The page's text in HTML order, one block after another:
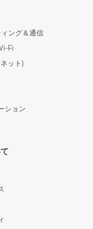
ング＆通信
Fi
ット)
ション